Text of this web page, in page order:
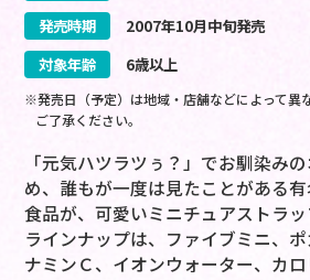
発売時期
2007年10月中旬発売
対象年齢
6歳以上
※発売日（予定）は地域・店舗などによって異
ご了承ください。
「元気ハツラツぅ？」でお馴染み
め、誰もが一度は見たことがある
食品が、可愛いミニチュアストラッ
ラインナップは、ファイブミニ、
ナミンＣ、イオンウォーター、カ